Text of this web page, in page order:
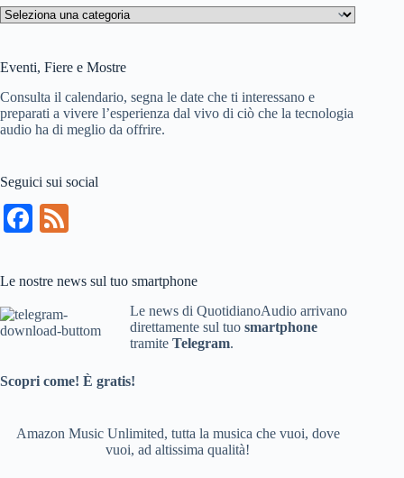
Naviga
nel
Eventi, Fiere e Mostre
Consulta il calendario, segna le date che ti interessano e
preparati a vivere l’esperienza dal vivo di ciò che la tecnologia
audio ha di meglio da offrire.
Seguici sui social
Fa
bo
ok
Le nostre news sul tuo smartphone
Le news di QuotidianoAudio arrivano
direttamente sul tuo smartphone
tramite Telegram.
Scopri come! È gratis!
Amazon Music Unlimited, tutta la musica che vuoi, dove
vuoi, ad altissima qualità!